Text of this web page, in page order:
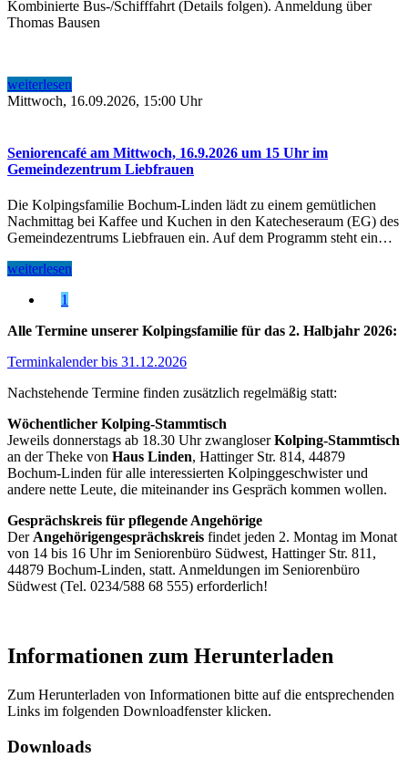
Kombinierte Bus-/Schifffahrt (Details folgen). Anmeldung über
Thomas Bausen
weiterlesen
Mittwoch, 16.09.2026, 15:00 Uhr
Seniorencafé am Mittwoch, 16.9.2026 um 15 Uhr im
Gemeindezentrum Liebfrauen
Die Kolpingsfamilie Bochum-Linden lädt zu einem gemütlichen
Nachmittag bei Kaffee und Kuchen in den Katecheseraum (EG) des
Gemeindezentrums Liebfrauen ein. Auf dem Programm steht ein…
weiterlesen
1
Alle Termine unserer Kolpingsfamilie für das 2. Halbjahr 2026:
Terminkalender bis 31.12.2026
Nachstehende Termine finden zusätzlich regelmäßig statt:
Wöchentlicher Kolping-Stammtisch
Jeweils donnerstags ab 18.30 Uhr zwangloserKolping-Stammtisch
an der Theke von Haus Linden, Hattinger Str. 814, 44879
Bochum-Linden für alle interessierten Kolpinggeschwister und
andere nette Leute, die miteinander ins Gespräch kommen wollen.
Gesprächskreis für pflegende Angehörige
Der Angehörigengesprächskreis findet jeden 2. Montag im Monat
von 14 bis 16 Uhr im Seniorenbüro Südwest, Hattinger Str. 811,
44879 Bochum-Linden, statt. Anmeldungen im Seniorenbüro
Südwest (Tel. 0234/588 68 555) erforderlich!
Informationen zum Herunterladen
Zum Herunterladen von Informationen bitte auf die entsprechenden
Links im folgenden Downloadfenster klicken.
Downloads